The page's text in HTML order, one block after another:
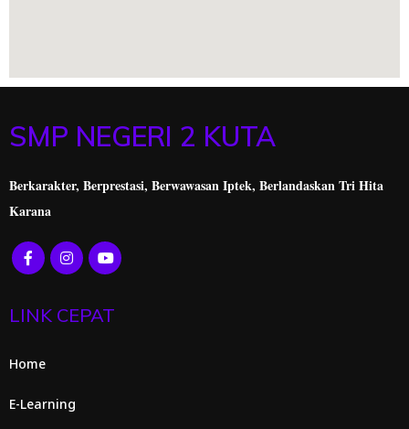
SMP NEGERI 2 KUTA
Berkarakter, Berprestasi, Berwawasan Iptek, Berlandaskan Tri Hita
Karana
LINK CEPAT
Home
E-Learning